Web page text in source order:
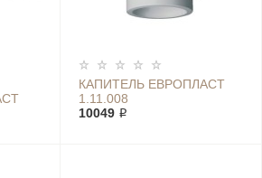
КАПИТЕЛЬ ЕВРОПЛАСТ
1.11.008
10049 ₽